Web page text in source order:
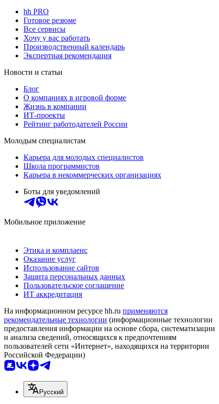
hh PRO
Готовое резюме
Все сервисы
Хочу у вас работать
Производственный календарь
Экспертная рекомендация
Новости и статьи
Блог
О компаниях в игровой форме
Жизнь в компании
ИТ-проекты
Рейтинг работодателей России
Молодым специалистам
Карьера для молодых специалистов
Школа программистов
Карьера в некоммерческих организациях
Боты для уведомлений
Мобильное приложение
Этика и комплаенс
Оказание услуг
Использование сайтов
Защита персональных данных
Пользовательское соглашение
ИТ аккредитация
На информационном ресурсе hh.ru применяются
рекомендательные технологии (информационные технологии
предоставления информации на основе сбора, систематизации
и анализа сведений, относящихся к предпочтениям
пользователей сети «Интернет», находящихся на территории
Российской Федерации)
Русский